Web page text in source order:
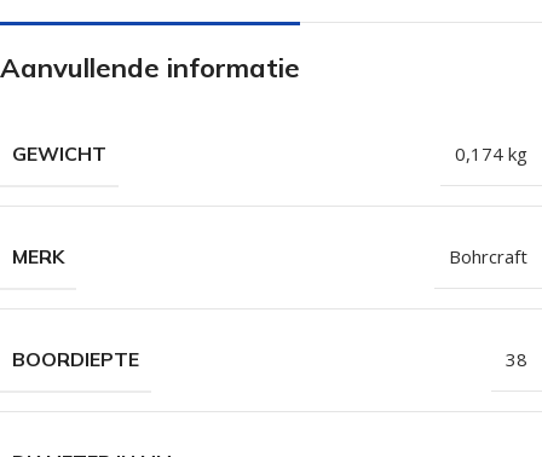
Aanvullende informatie
GEWICHT 0,174 kg
MERK Bohrcraft
BOORDIEPTE 38